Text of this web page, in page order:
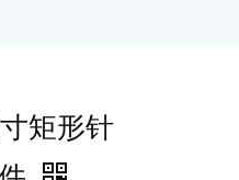
矩形针